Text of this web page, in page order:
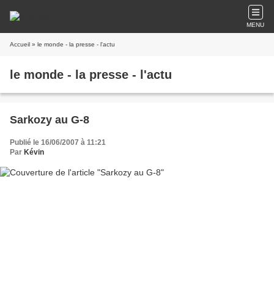
MENU
Accueil » le monde - la presse - l'actu
le monde - la presse - l'actu
Sarkozy au G-8
Publié le 16/06/2007 à 11:21
Par Kévin